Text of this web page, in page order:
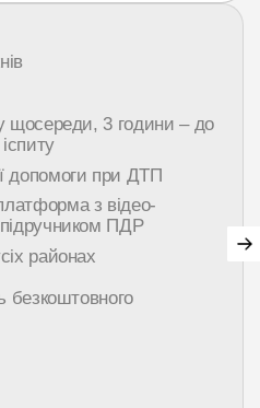
щосереди, 3 години – до
допомоги при ДТП
з відео-
ПДР
районах
безкоштовного